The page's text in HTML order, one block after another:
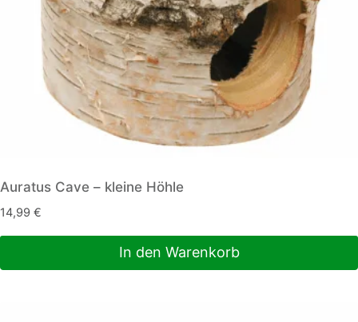
Auratus Cave – kleine Höhle
14,99 €
In den Warenkorb